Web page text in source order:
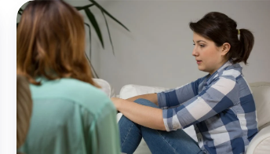
Avis
:
que
pensent
les
patients
et